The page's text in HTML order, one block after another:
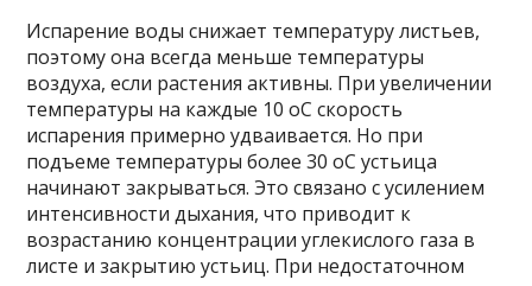
Испарение воды снижает температуру листьев,
поэтому она всегда меньше температуры
воздуха, если растения активны. При увеличении
температуры на каждые 10 оС скорость
испарения примерно удваивается. Но при
подъеме температуры более 30 оС устьица
начинают закрываться. Это связано с усилением
интенсивности дыхания, что приводит к
возрастанию концентрации углекислого газа в
листе и закрытию устьиц. При недостаточном